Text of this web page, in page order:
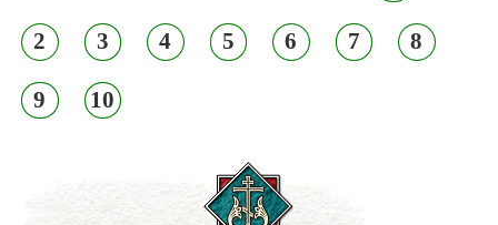
2 3 4 5 6 7 8
9 10